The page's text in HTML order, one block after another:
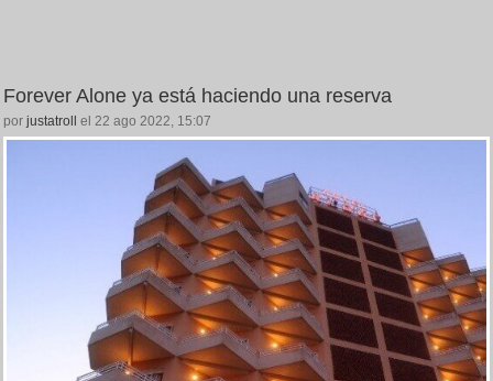
Forever Alone ya está haciendo una reserva
por justatroll el 22 ago 2022, 15:07